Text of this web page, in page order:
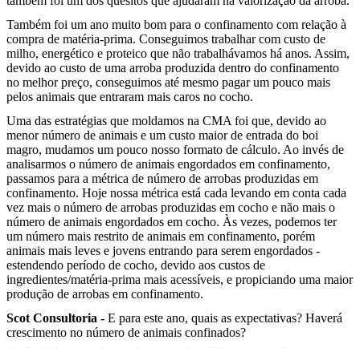
Também foi um ano muito bom para o confinamento com relação à
compra de matéria-prima. Conseguimos trabalhar com custo de
milho, energético e proteico que não trabalhávamos há anos. Assim,
devido ao custo de uma arroba produzida dentro do confinamento
no melhor preço, conseguimos até mesmo pagar um pouco mais
pelos animais que entraram mais caros no cocho.
Uma das estratégias que moldamos na CMA foi que, devido ao
menor número de animais e um custo maior de entrada do boi
magro, mudamos um pouco nosso formato de cálculo. Ao invés de
analisarmos o número de animais engordados em confinamento,
passamos para a métrica de número de arrobas produzidas em
confinamento. Hoje nossa métrica está cada levando em conta cada
vez mais o número de arrobas produzidas em cocho e não mais o
número de animais engordados em cocho. Às vezes, podemos ter
um número mais restrito de animais em confinamento, porém
animais mais leves e jovens entrando para serem engordados -
estendendo período de cocho, devido aos custos de
ingredientes/matéria-prima mais acessíveis, e propiciando uma maior
produção de arrobas em confinamento.
Scot Consultoria - E para este ano, quais as expectativas? Haverá
crescimento no número de animais confinados?